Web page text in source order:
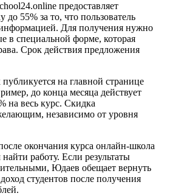
предоставляет
55% за то, что пользователь
Для получения нужно
в специальной форме, которая
Срок действия предложения
на главной странице
до конца месяца действует
на весь курс. Скидка
независимо от уровня
окончания курса онлайн-школа
работу. Если результаты
Юдаев обещает вернуть
студентов после получения